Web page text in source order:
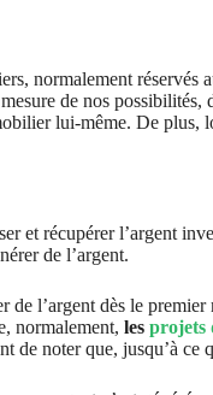
réservés
de nos
lui-même. De
et récupérer l’argent
de l’argent.
l’argent dès le
normalement, les projets
noter que, jusqu’à